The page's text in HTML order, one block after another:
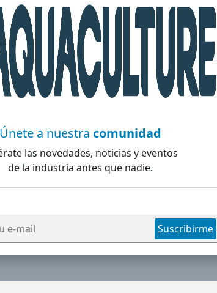
Únete a nuestra comunidad
las novedades, noticias y eventos
de la industria antes que nadie.
Suscribirme
4 min de
una investigación
de la supervivencia del
permitió alcanzar hasta un 78 % de
resultados obtenidos en otros tratamientos.